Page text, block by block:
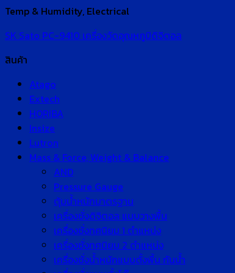
Temp & Humidity, Electrical
SK Sato PC-9410 เครื่องวัดอุณหภูมิดิจิตอล
สินค้า
Atago
Extech
HORIBA
Insize
Lutron
Mass & Force, Weight & Balance
AND
Pressure Gauge
ตุ้มน้ำหนักมาตรฐาน
เครื่องชั่งดิจิตอล แบบวางพื้น
เครื่องชั่งทศนิยม 1 ตำแหน่ง
เครื่องชั่งทศนิยม 2 ตำแหน่ง
เครื่องชั่งน้ำหนักแบบตั้งพื้น กันน้ำ